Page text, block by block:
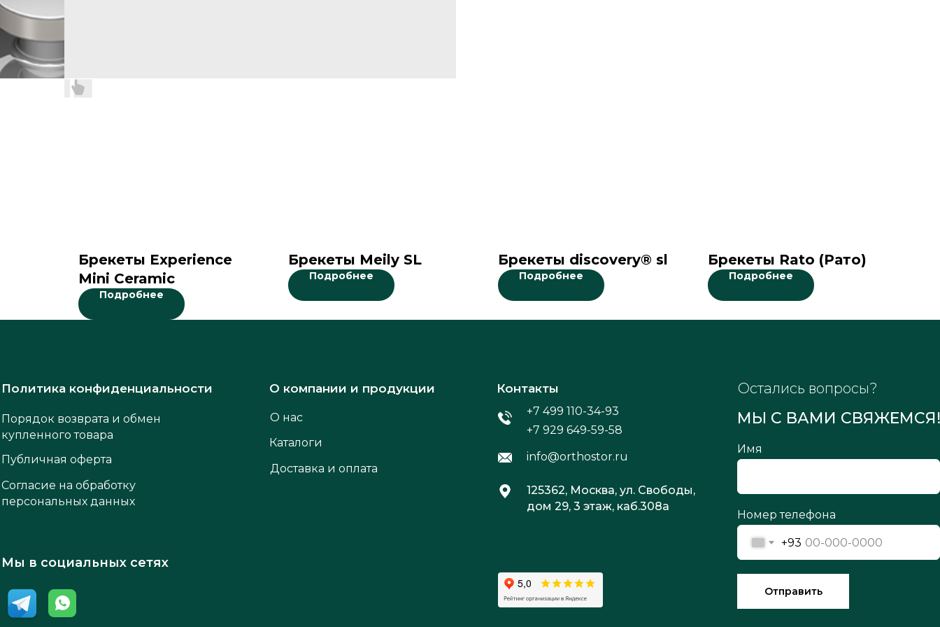
Брекеты Experience
Mini Ceramic
Подробнее
Брекеты Meily SL
Подробнее
Брекеты discovery® sl
Подробнее
Брекеты Rato (Рато)
Подробнее
Остались вопросы?
125362, Москва, ул. Свободы,
дом 29, 3 этаж, каб.308а
МЫ С ВАМИ СВЯЖЕМСЯ!
+7 929 649-59-58
info@orthostor.ru
О нас
Согласие на обработку
персональных данных
Публичная оферта
Каталоги
Порядок возврата и обмен
купленного товара
Имя
Номер телефона
+93
Отправить
Доставка и оплата
Политика конфиденциальности О компании и продукции Контакты
Мы в социальных сетях
+7 499 110-34-93